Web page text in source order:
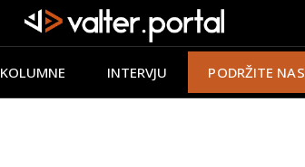
KOLUMNE INTERVJU PODRŽITE NAS